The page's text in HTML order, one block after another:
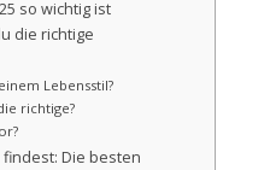
so wichtig ist
die richtige
Lebensstil?
richtige?
Die besten